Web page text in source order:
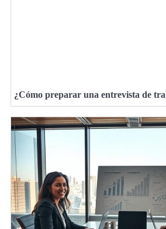
¿Cómo preparar una entrevista de